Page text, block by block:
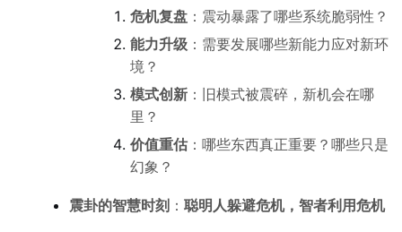
危机复盘：震动暴露了哪些系统脆弱性？
能力升级：需要发展哪些新能力应对新环
境？
模式创新：旧模式被震碎，新机会在哪
里？
价值重估：哪些东西真正重要？哪些只是
幻象？
震卦的智慧时刻 ： 聪明人躲避危机，智者利用危机